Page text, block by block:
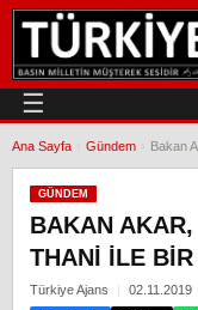
☰
Ana Sayfa Gündem Bakan
GÜNDEM
BAKAN
THANI ILE BIR
Türkiye Ajans 02.11.2019